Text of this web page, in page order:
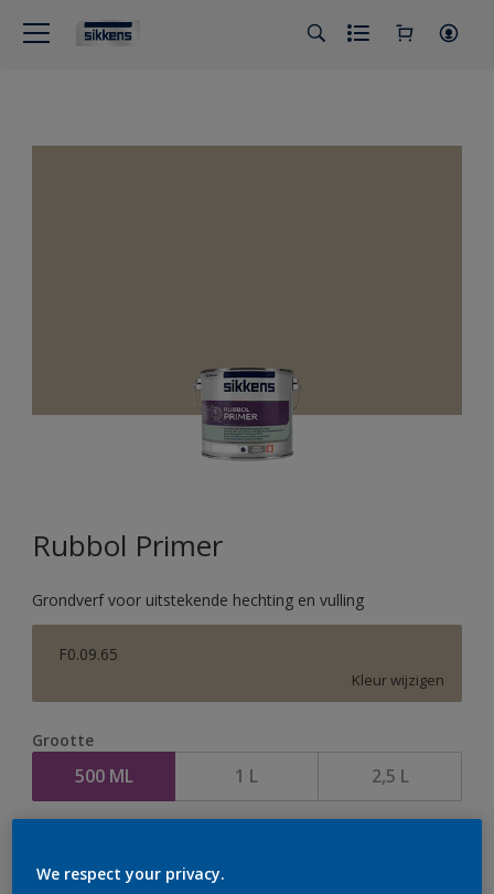
Rubbol Primer
Grondverf voor uitstekende hechting en vulling
F0.09.65
Kleur wijzigen
Grootte
500 ML 1 L 2,5 L
We respect your privacy.